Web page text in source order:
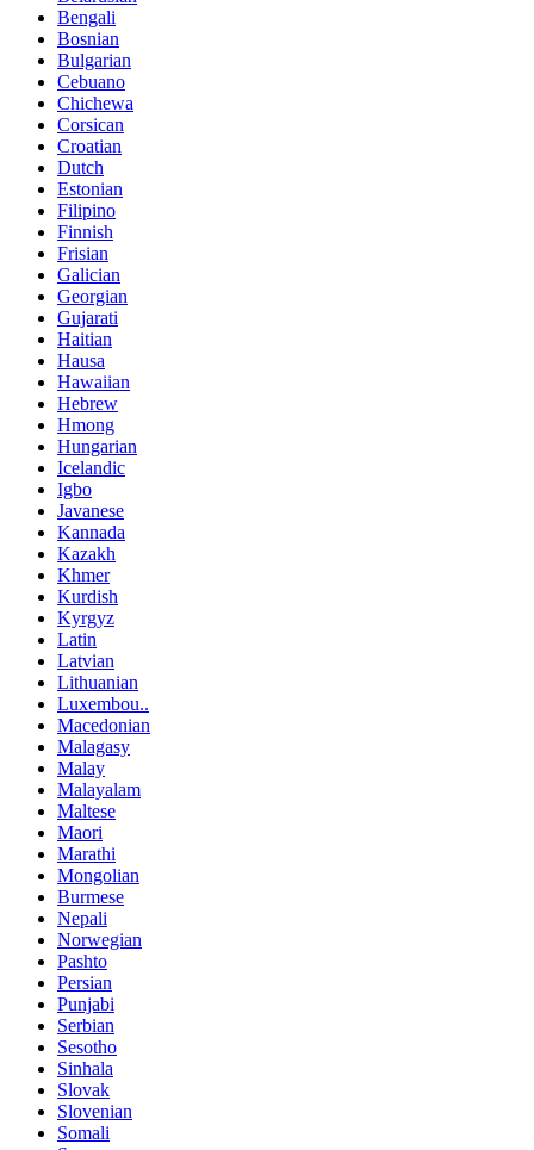
Bengali
Bosnian
Bulgarian
Cebuano
Chichewa
Corsican
Croatian
Dutch
Estonian
Filipino
Finnish
Frisian
Galician
Georgian
Gujarati
Haitian
Hausa
Hawaiian
Hebrew
Hmong
Hungarian
Icelandic
Igbo
Javanese
Kannada
Kazakh
Khmer
Kurdish
Kyrgyz
Latin
Latvian
Lithuanian
Luxembou..
Macedonian
Malagasy
Malay
Malayalam
Maltese
Maori
Marathi
Mongolian
Burmese
Nepali
Norwegian
Pashto
Persian
Punjabi
Serbian
Sesotho
Sinhala
Slovak
Slovenian
Somali